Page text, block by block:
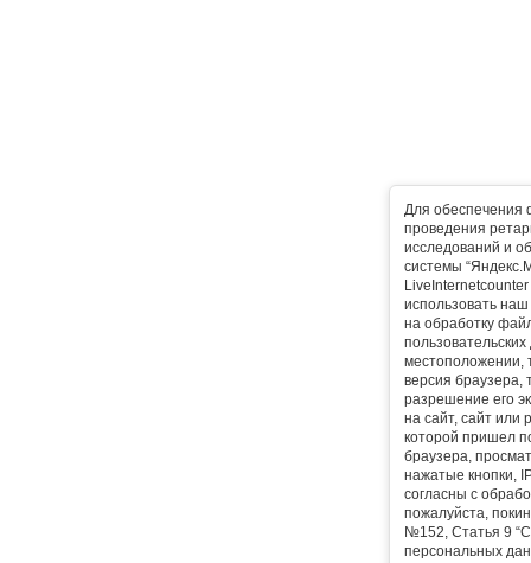
Для обеспечения
проведения
исследований и
системы
использовать
на обработку
местоположении,
версия браузера,
разрешение его
на сайт, сайт или
которой пришел
браузера,
нажатые кнопки,
согласны с
пожалуйста,
№152, Статья 9
персональных